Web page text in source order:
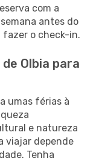
com a
antes do
fazer o check-in.
Olbia para
umas férias à
e natureza
viajar depende
Tenha